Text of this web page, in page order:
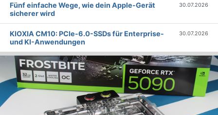
Fünf einfache Wege, wie dein Apple-Gerät
sicherer wird
30.07.2026
KIOXIA CM10: PCIe-6.0-SSDs für Enterprise-
und KI-Anwendungen
30.07.2026